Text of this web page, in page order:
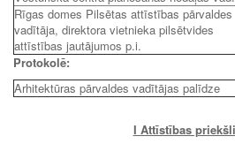
Rīgas domes Pilsētas attīstības pārvaldes
vadītāja, direktora vietnieka pilsētvides
attīstības jautājumos p.i.
Protokolē:
Arhitektūras pārvaldes vadītājas palīdze
I Attīstības